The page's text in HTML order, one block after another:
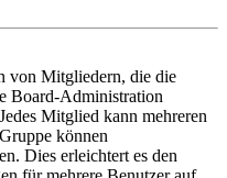
von Mitgliedern, die die
Board-Administration
Mitglied kann mehreren
können
Dies erleichtert es den